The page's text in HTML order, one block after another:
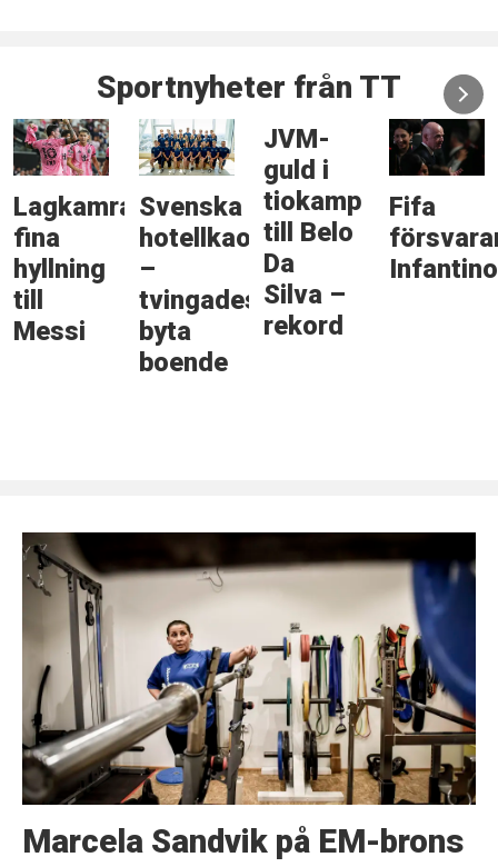
Sportnyheter från TT
Lagkamratens
fina
hyllning
till
Messi
Svenska
hotellkaoset
–
tvingades
byta
boende
JVM-
guld i
tiokamp
till Belo
Da
Silva –
rekord
Fifa
Infantino
Marcela Sandvik på EM-brons